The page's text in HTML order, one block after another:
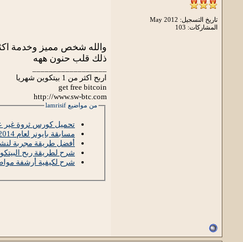
تاريخ التسجيل: May 2012
المشاركات: 103
والله شخص مميز وخدمة
ذلك قلب حنون ههه
اربح اكثر من 1 بيتكوين شهريا
get free bitcoin
http://www.sw-btc.com
من مواضيع lamrisif
تحميل كورس ثروة غير
مسابقة بايونر لعام 2014
أفضل طريقة مجربة
شرح لطريقة ربح البيتكوين مجانا
شرح لكيفية أرشفة